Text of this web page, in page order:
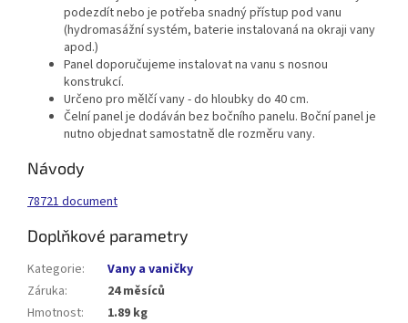
podezdít nebo je potřeba snadný přístup pod vanu
(hydromasážní systém, baterie instalovaná na okraji vany
apod.)
Panel doporučujeme instalovat na vanu s nosnou
konstrukcí.
Určeno pro mělčí vany - do hloubky do 40 cm.
Čelní panel je dodáván bez bočního panelu. Boční panel je
nutno objednat samostatně dle rozměru vany.
Návody
78721 document
Doplňkové parametry
Kategorie:
Vany a vaničky
Záruka:
24 měsíců
Hmotnost:
1.89 kg